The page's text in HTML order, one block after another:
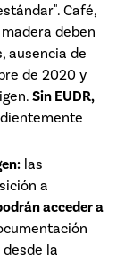
Café,
deben
ausencia de
de 2020 y
Sin EUDR,
las
a
acceder a
la